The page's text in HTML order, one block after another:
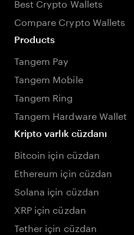
Compare Crypto Wallets
Products
Tangem Pay
Tangem Mobile
Tangem Ring
Tangem Hardware Wallet
Kripto varlık cüzdanı
Bitcoin için cüzdan
Ethereum için cüzdan
Solana için cüzdan
XRP için cüzdan
Tether için cüzdan